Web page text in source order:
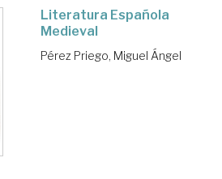
Literatura Española
Medieval
Pérez Priego, Miguel Ángel